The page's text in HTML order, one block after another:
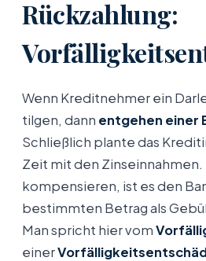
Rückzahlung:
Wenn Kreditnehmer ein
tilgen, dann entgehen einer
Schließlich plante das
Zeit mit den Zinseinnahmen.
kompensieren, ist es den
bestimmten Betrag als
Man spricht hier vom
einer